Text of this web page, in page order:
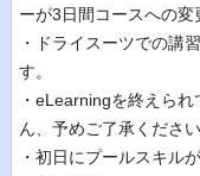
ーが3日間コースへの変
・ドライスーツでの講
す。
・eLearningを終えら
ん、予めご了承ください
・初日にプールスキル